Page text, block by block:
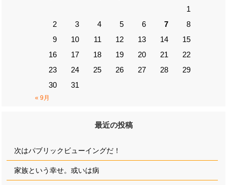
1
2
3 4 5 6 7
8
9
10 11 12 13 14
15
16
17 18 19 20 21
22
23
24 25 26 27 28
29
30
31
« 9月
最近の投稿
次はパブリックビューイングだ！
家族という幸せ。或いは病